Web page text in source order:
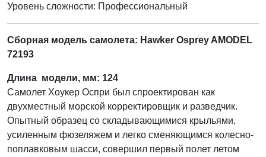
Уровень сложности: Профессиональный
Сборная модель самолета: Hawker Osprey AMODEL
72193
Длина модели, мм: 124
Самолет Хоукер Оспри был спроектирован как
двухместный морской корректировщик и разведчик.
Опытный образец со складывающимися крыльями,
усиленным фюзеляжем и легко сменяющимся колесно-
поплавковым шасси, совершил первый полет летом